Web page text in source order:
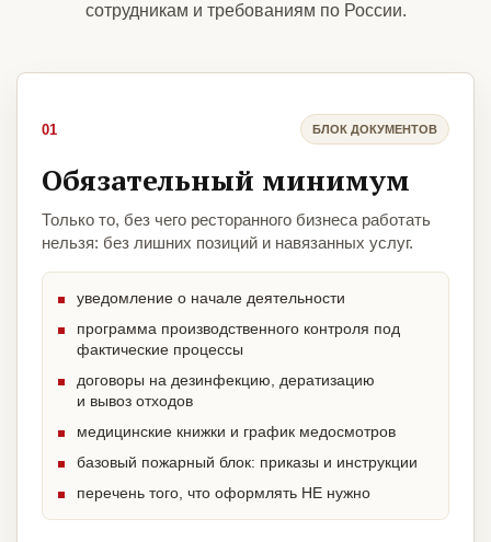
сотрудникам и требованиям по России.
01 БЛОК ДОКУМЕНТОВ
Обязательный минимум
Только то, без чего ресторанного бизнеса работать
нельзя: без лишних позиций и навязанных услуг.
уведомление о начале деятельности
программа производственного контроля под
фактические процессы
договоры на дезинфекцию, дератизацию
и вывоз отходов
медицинские книжки и график медосмотров
базовый пожарный блок: приказы и инструкции
перечень того, что оформлять НЕ нужно